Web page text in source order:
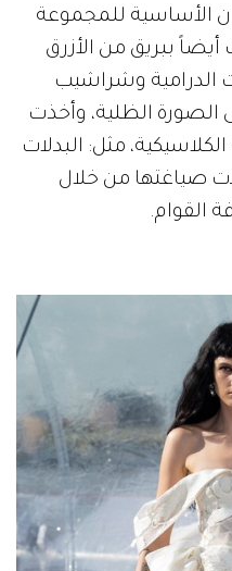
الأساسية للمجموعة
ببريق من الأزرق
الدرامية وشراشيب
الصورة الظلية، وأخذت
مثل: البدلات
صياغتها من خلال
القوام.